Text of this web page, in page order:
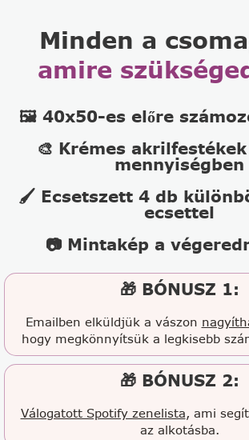
Minden a
amire
🖼️ 40x50-es előre
🎨 Krémes akrilfestékek
mennyiségben
🖌️ Ecsetszett 4 db
ecsettel
📷 Mintakép a
🎁 BÓNUSZ 1:
Emailben elküldjük a vászon
hogy megkönnyítsük a legkisebb
🎁 BÓNUSZ 2:
Válogatott Spotify zenelista, ami
az alkotásba.